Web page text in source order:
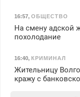
16:57, ОБЩЕСТВО
На смену адской
похолодание
16:40, КРИМИНАЛ
Жительницу
кражу с